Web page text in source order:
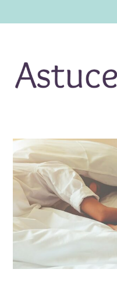
TABAC
NUTRITION
MÉDECINE
MÉDECINE DOUCE